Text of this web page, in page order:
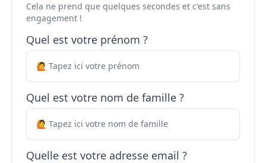
Cela ne prend que quelques secondes et c'est sans
engagement !
Quel est votre prénom ?
Quel est votre nom de famille ?
Quelle est votre adresse email ?